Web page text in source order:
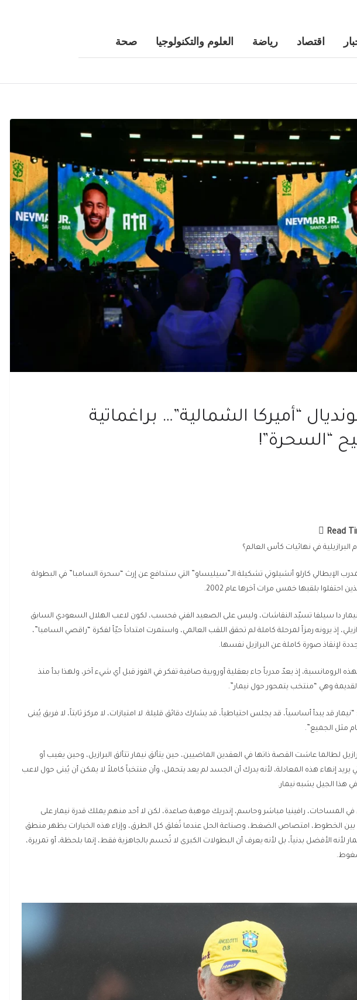
اقتصاد رياضة العلوم والتكنولوجيا صحة
“أميركا الشمالية”… براغماتية
“السحرة”!
Read
في نهائيات كأس العالم؟
الإيطالي كارلو أنشيلوتي تشكيلة الـ”سيليساو” التي ستدافع عن إرث “سحرة السامبا” في البطولة
احتفلوا بلقبها خمس مرات آخرها عام 2002.
دا سيلفا تسيّد النقاشات، وليس على الصعيد الفني فحسب، لكون لاعب الهلال السعودي السابق
إذ يرونه رمزاً لمرحلة كاملة لم تحقق اللقب العالمي، واستمرت امتداداً حيّاً لفكرة “راقصي السامبا”،
لإنقاذ صورة كاملة عن البرازيل نفسها.
الرومانسية، إذ يعدّ مدرباً جاء بعقلية أوروبية صافية تفكر في الفوز قبل أي شيء آخر، ولهذا بدأ منذ
وهي “منتخب يتمحور حول نيمار”.
قد يبدأ أساسياً، قد يجلس احتياطياً، قد يشارك دقائق قليلة. لا امتيازات، لا مركز ثابتاً، لا فريق يُبنى
مثل الجميع”.
لطالما عاشت القصة ذاتها في العقدين الماضيين، حين يتألق نيمار تتألق البرازيل، وحين يغيب أو
يريد إنهاء هذه المعادلة، لأنه يدرك أن الجسد لم يعد يتحمل، وأن منتخباً كاملاً لا يمكن أن يُبنى حول لاعب
هذا الجيل يشبه نيمار.
المساحات، رافينيا مباشر وحاسم، إندريك موهبة صاعدة، لكن لا أحد منهم يملك قدرة نيمار على
بين الخطوط، امتصاص الضغط، وصناعة الحل عندما تُغلق كل الطرق، وإزاء هذه الخيارات يظهر منطق
لأنه الأفضل بدنياً، بل لأنه يعرف أن البطولات الكبرى لا تُحسم بالجاهزية فقط، إنما بلحظة، أو تمريرة،